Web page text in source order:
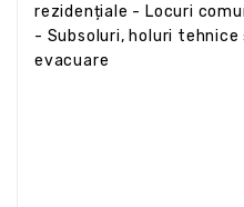
rezidențiale - Locuri
- Subsoluri, holuri
evacuare